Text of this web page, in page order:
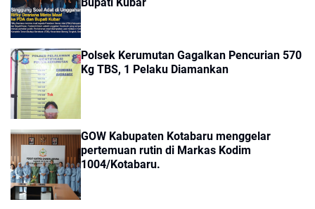
Polsek Kerumutan Gagalkan Pencurian 570
Kg TBS, 1 Pelaku Diamankan
GOW Kabupaten Kotabaru menggelar
pertemuan rutin di Markas Kodim
1004/Kotabaru.